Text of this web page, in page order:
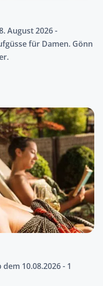
August 2026 -
für Damen. Gönn
10.08.2026 - 1